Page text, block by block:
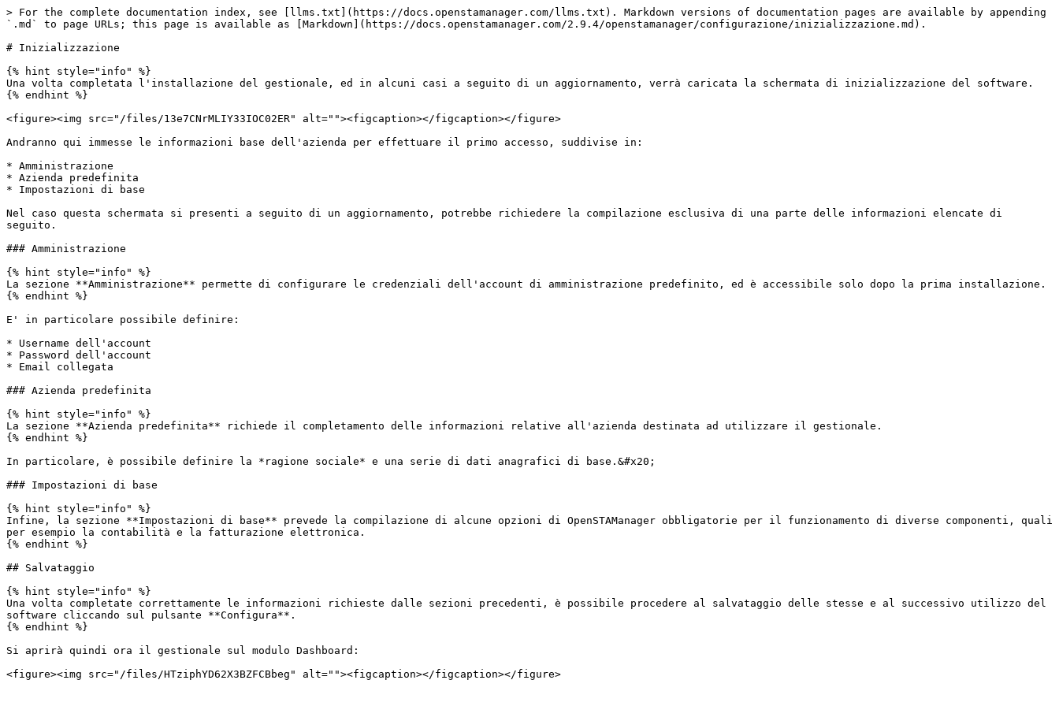
> For the complete documentation index, see [llms.txt](https://docs.openstamanager.com/llms.txt). Markdown versions of documentation pages are available by appending
`.md` to page URLs; this page is available as [Markdown](https://docs.openstamanager.com/2.9.4/openstamanager/configurazione/inizializzazione.md).
# Inizializzazione
{% hint style="info" %}
Una volta completata l'installazione del gestionale, ed in alcuni casi a seguito di un aggiornamento, verrà caricata la schermata di inizializzazione del software.
{% endhint %}
<figure><img src="/files/13e7CNrMLIY33IOC02ER" alt=""><figcaption></figcaption></figure>
Andranno qui immesse le informazioni base dell'azienda per effettuare il primo accesso, suddivise in:
* Amministrazione
* Azienda predefinita
* Impostazioni di base
Nel caso questa schermata si presenti a seguito di un aggiornamento, potrebbe richiedere la compilazione esclusiva di una parte delle informazioni elencate di
seguito.
### Amministrazione
{% hint style="info" %}
La sezione **Amministrazione** permette di configurare le credenziali dell'account di amministrazione predefinito, ed è accessibile solo dopo la prima installazione.
{% endhint %}
E' in particolare possibile definire:
* Username dell'account
* Password dell'account
* Email collegata
### Azienda predefinita
{% hint style="info" %}
La sezione **Azienda predefinita** richiede il completamento delle informazioni relative all'azienda destinata ad utilizzare il gestionale.
{% endhint %}
In particolare, è possibile definire la *ragione sociale* e una serie di dati anagrafici di base.&#x20;
### Impostazioni di base
{% hint style="info" %}
Infine, la sezione **Impostazioni di base** prevede la compilazione di alcune opzioni di OpenSTAManager obbligatorie per il funzionamento di diverse componenti, quali
per esempio la contabilità e la fatturazione elettronica.
{% endhint %}
## Salvataggio
{% hint style="info" %}
Una volta completate correttamente le informazioni richieste dalle sezioni precedenti, è possibile procedere al salvataggio delle stesse e al successivo utilizzo del
software cliccando sul pulsante **Configura**.
{% endhint %}
Si aprirà quindi ora il gestionale sul modulo Dashboard:
<figure><img src="/files/HTziphYD62X3BZFCBbeg" alt=""><figcaption></figcaption></figure>